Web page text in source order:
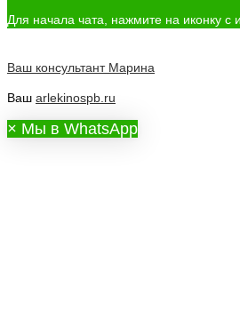
Для начала чата, нажмите на иконку с
Ваш консультант Марина
Ваш arlekinospb.ru
× Мы в WhatsApp